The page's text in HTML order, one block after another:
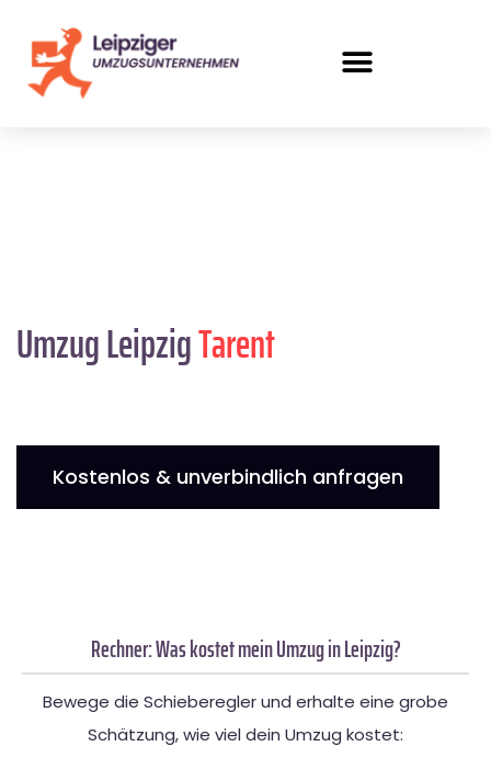
Umzug LeipzigTarent
Kostenlos & unverbindlich anfragen
Rechner: Was kostet mein Umzug in Leipzig?
Bewege die Schieberegler und erhalte eine grobe
Schätzung, wie viel dein Umzug kostet: